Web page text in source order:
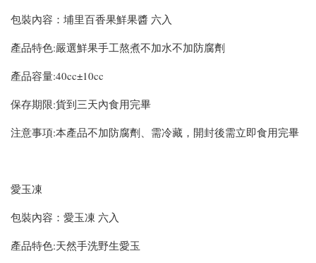
包裝內容：埔里百香果鮮果醬 六入
產品特色:嚴選鮮果手工熬煮不加水不加防腐劑
產品容量:40cc±10cc
保存期限:貨到三天內食用完畢
注意事項:本產品不加防腐劑、需冷藏，開封後需立即食用完畢
愛玉凍
包裝內容：愛玉凍 六入
產品特色:天然手洗野生愛玉